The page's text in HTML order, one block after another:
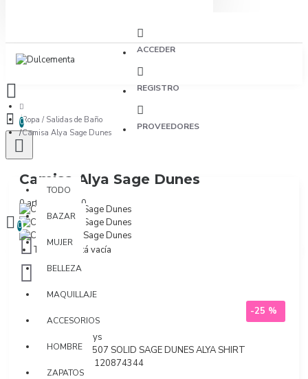
ACCEDER
REGISTRO
PROVEEDORES
0
TODO
BAZAR
MUJER
BELLEZA
MAQUILLAJE
ACCESORIOS
HOMBRE
ZAPATOS
0 artículo(s) - $0
0
Tu bolsa está vacía
Ropa / Salidas de Baño
Camisa Alya Sage Dunes
Camisa Alya Sage Dunes
-25 %
Kibys
Modelo:
9507 SOLID SAGE DUNES ALYA SHIRT
7701120874344